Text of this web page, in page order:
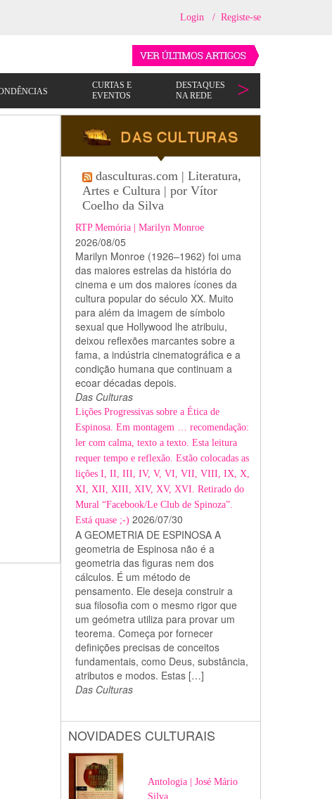
Login / Registe-se
dasculturas.com | Literatura,
Artes e Cultura | por Vítor
Coelho da Silva
RTP Memória | Marilyn Monroe
2026/08/05
Marilyn Monroe (1926–1962) foi uma
das maiores estrelas da história do
cinema e um dos maiores ícones da
cultura popular do século XX. Muito
para além da imagem de símbolo
sexual que Hollywood lhe atribuiu,
deixou reflexões marcantes sobre a
fama, a indústria cinematográfica e a
condição humana que continuam a
ecoar décadas depois.
Das Culturas
Lições Progressivas sobre a Ética de
Espinosa. Em montagem … recomendação:
ler com calma, texto a texto. Esta leitura
requer tempo e reflexão. Estão colocadas as
lições I, II, III, IV, V, VI, VII, VIII, IX, X,
XI, XII, XIII, XIV, XV, XVI. Retirado do
Mural “Facebook/Le Club de Spinoza”.
Está quase ;-) 2026/07/30
A GEOMETRIA DE ESPINOSA A
geometria de Espinosa não é a
geometria das figuras nem dos
cálculos. É um método de
pensamento. Ele deseja construir a
sua filosofia com o mesmo rigor que
um geómetra utiliza para provar um
teorema. Começa por fornecer
definições precisas de conceitos
fundamentais, como Deus, substância,
atributos e modos. Estas […]
Das Culturas
NOVIDADES CULTURAIS
Antologia | José Mário
Silva